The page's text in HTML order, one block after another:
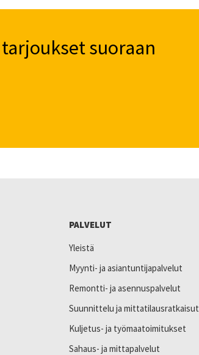
suoraan
PALVELUT
Yleistä
Myynti- ja asiantuntijapalvelut
Remontti- ja asennuspalvelut
Suunnittelu ja mittatilausratkaisut
Kuljetus- ja työmaatoimitukset
Sahaus- ja mittapalvelut